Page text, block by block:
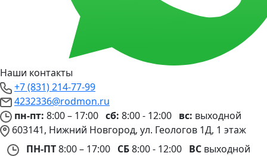
Наши контакты
+7 (831) 214-77-99
4232336@rodmon.ru
пн-пт: 8:00 – 17:00 сб: 8:00 - 12:00 вс: выходной
603141, Нижний Новгород, ул. Геологов 1Д, 1 этаж
ПН-ПТ8:00 – 17:00 СБ8:00 - 12:00 ВС выходной